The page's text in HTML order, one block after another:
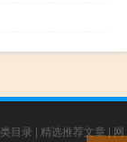
目录 | 精选推荐文章 | 网